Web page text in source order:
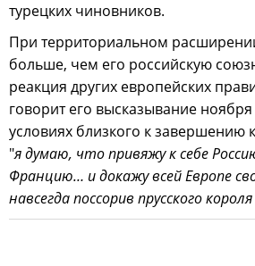
турецких чиновников.
При территориальном
больше, чем его российскую
реакция других европейских
говорит его высказывание ноября
условиях близкого к завершению
"я думаю, что привяжу к себе
Францию… и докажу всей Европе
навсегда поссорив прусского